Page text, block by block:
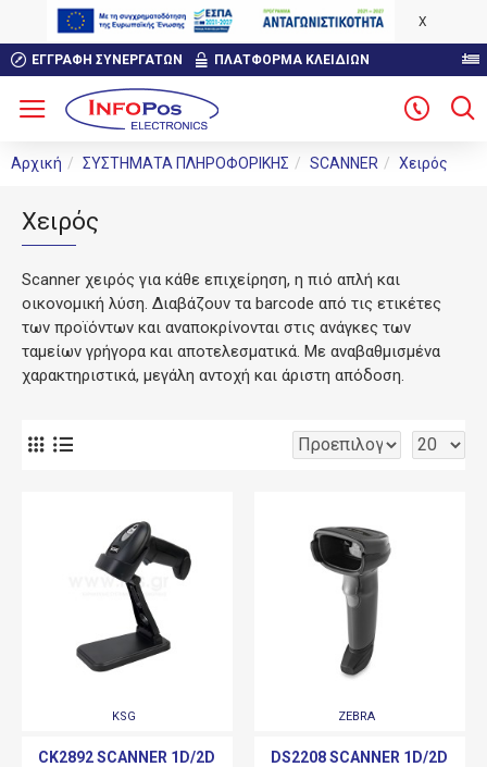
X
ΕΓΓΡΑΦΉ ΣΥΝΕΡΓΑΤΏΝ ΠΛΑΤΦΟΡΜΑ ΚΛΕΙΔΙΩΝ
Αρχική ΣΥΣΤΗΜΑΤΑ ΠΛΗΡΟΦΟΡΙΚΗΣ SCANNER Χειρός
Χειρός
Scanner χειρός για κάθε επιχείρηση, η πιό απλή και
οικονομική λύση. Διαβάζουν τα barcode από τις ετικέτες
των προϊόντων και αναποκρίνονται στις ανάγκες των
ταμείων γρήγορα και αποτελεσματικά. Με αναβαθμισμένα
χαρακτηριστικά, μεγάλη αντοχή και άριστη απόδοση.
KSG
CK2892 SCANNER 1D/2D
ZEBRA
DS2208 SCANNER 1D/2D